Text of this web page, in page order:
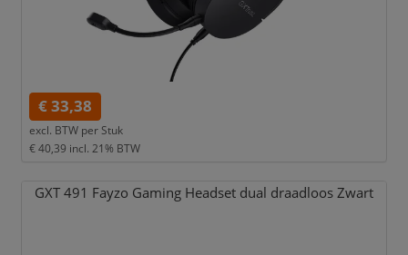
€ 33,38
excl. BTW per Stuk
€ 40,39 incl. 21% BTW
GXT 491 Fayzo Gaming Headset dual draadloos Zwart